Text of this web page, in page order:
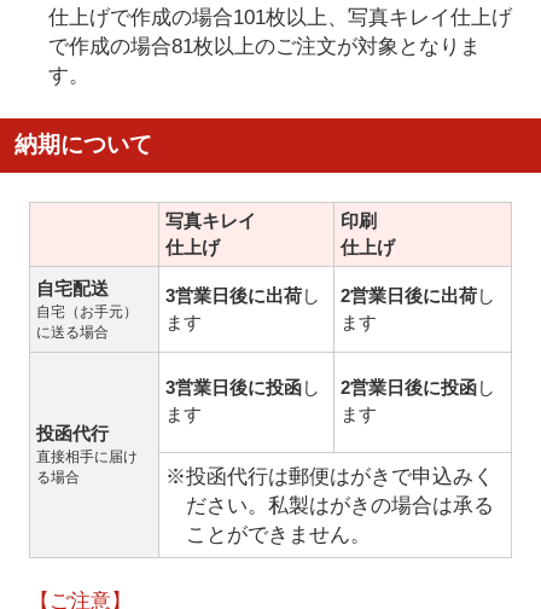
仕上げで作成の場合101枚以上、写真キレイ仕上げ
で作成の場合81枚以上のご注文が対象となりま
す。
納期について
写真キレイ
仕上げ
印刷
仕上げ
自宅配送
自宅（お手元）
に送る場合
3営業日後に出荷し
ます
2営業日後に出荷し
ます
投函代行
直接相手に届け
る場合
3営業日後に投函し
ます
2営業日後に投函し
ます
※投函代行は郵便はがきで申込みく
ださい。私製はがきの場合は承る
ことができません。
【ご注意】